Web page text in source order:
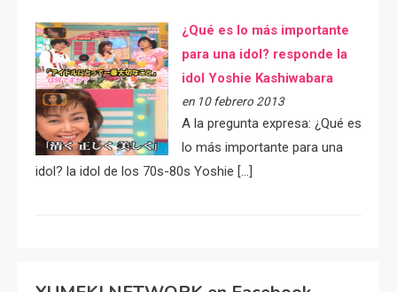
¿Qué es lo más importante
para una idol? responde la
idol Yoshie Kashiwabara
en 10 febrero 2013
A la pregunta expresa: ¿Qué es
lo más importante para una
idol? la idol de los 70s-80s Yoshie […]